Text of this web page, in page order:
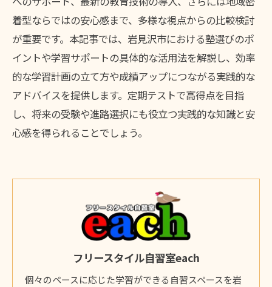
着型ならではの安心感まで、多様な視点からの比較検討
が重要です。本記事では、岩見沢市における塾選びのポ
イントや学習サポートの具体的な活用法を解説し、効率
的な学習計画の立て方や成績アップにつながる実践的な
アドバイスを提供します。定期テストで高得点を目指
し、将来の受験や進路選択にも役立つ実践的な知識と安
心感を得られることでしょう。
フリースタイル自習室each
個々のペースに応じた学習ができる自習スペースを岩